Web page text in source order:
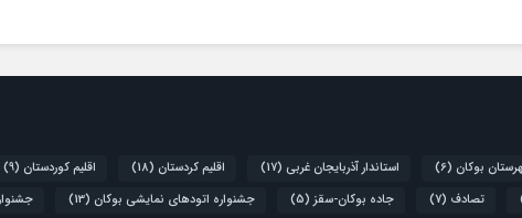
بوکان (6) استاندار آذربایجان غربی (17) اقلیم کردستان (18) اقلیم کوردستان (9)
تصادف (7) جاده بوکان-سقز (5) جشنواره اتودهای نمایشی بوکان (13)